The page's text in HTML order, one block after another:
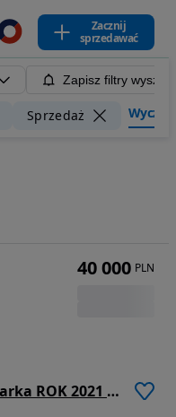
Zacznij
sprzedawać
Zapisz filtry
Sprzedaż
Bobcat Bobcat e19 , minikoparka ROK 2021 jest z 4 łyżkami
40 000 PLN